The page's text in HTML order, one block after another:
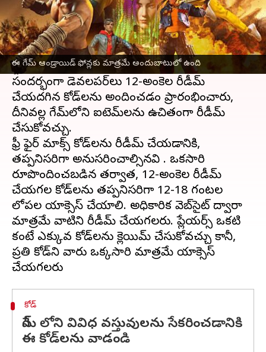
ఈ గేమ్ ఆండ్రాయిడ్ ఫోన్లకు మాత్రమే అందుబాటులో ఉంది
ఈ వార్తాకథనం ఏంటి
Garena సెప్టెంబర్ 2021లో కాస్మెటిక్ అప్‌లతో ఫ్రీ ఫైర్
మాక్స్ ని విడుదల చేసింది. ఈమధ్యే గూగుల్ ప్లే
స్టోర్‌లో 100 మిలియన్ డౌన్‌లోడ్‌లు చేరుకుంది. ఈ
సందర్భంగా డెవలపర్‌లు 12-అంకెల రీడీమ్
చేయదగిన కోడ్‌లను అందించడం ప్రారంభించారు,
దీనివల్ల గేమ్‌లోని ఐటెమ్‌లను ఉచితంగా రీడీమ్
చేసుకోవచ్చు.
ఫ్రీ ఫైర్ మాక్స్ కోడ్‌లను రీడీమ్ చేయడానికి,
తప్పనిసరిగా అనుసరించాల్సినవి . ఒకసారి
రూపొందించబడిన తర్వాత, 12-అంకెల రీడీమ్
చేయగల కోడ్‌లను తప్పనిసరిగా 12-18 గంటల
లోపల యాక్సెస్ చేయాలి. అధికారిక వెబ్‌సైట్ ద్వారా
మాత్రమే వాటిని రీడీమ్ చేయగలరు. ప్లేయర్స్ ఒకటి
కంటే ఎక్కువ కోడ్‌లను క్లెయిమ్ చేసుకోవచ్చు కానీ,
ప్రతి కోడ్‌ని వారు ఒక్కసారి మాత్రమే యాక్సెస్
కోడ్
గేమ్ లోని వివిధ వస్తువులను సేకరించడానికి
ఈ కోడ్‌లను వాడండి